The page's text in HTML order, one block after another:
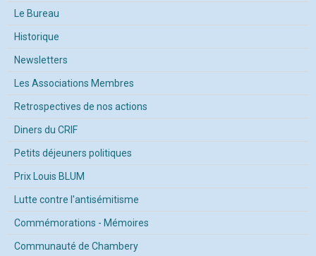
Le Bureau
Historique
Newsletters
Les Associations Membres
Retrospectives de nos actions
Diners du CRIF
Petits déjeuners politiques
Prix Louis BLUM
Lutte contre l'antisémitisme
Commémorations - Mémoires
Communauté de Chambery